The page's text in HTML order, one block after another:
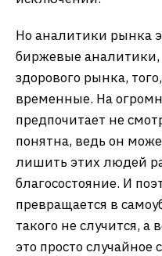
Но аналитики рынка
биржевые
здорового рынка,
временные. На
предпочитает не
понятна, ведь он
лишить этих людей
благосостояние. И
превращается в
такого не случится,
это просто случайное